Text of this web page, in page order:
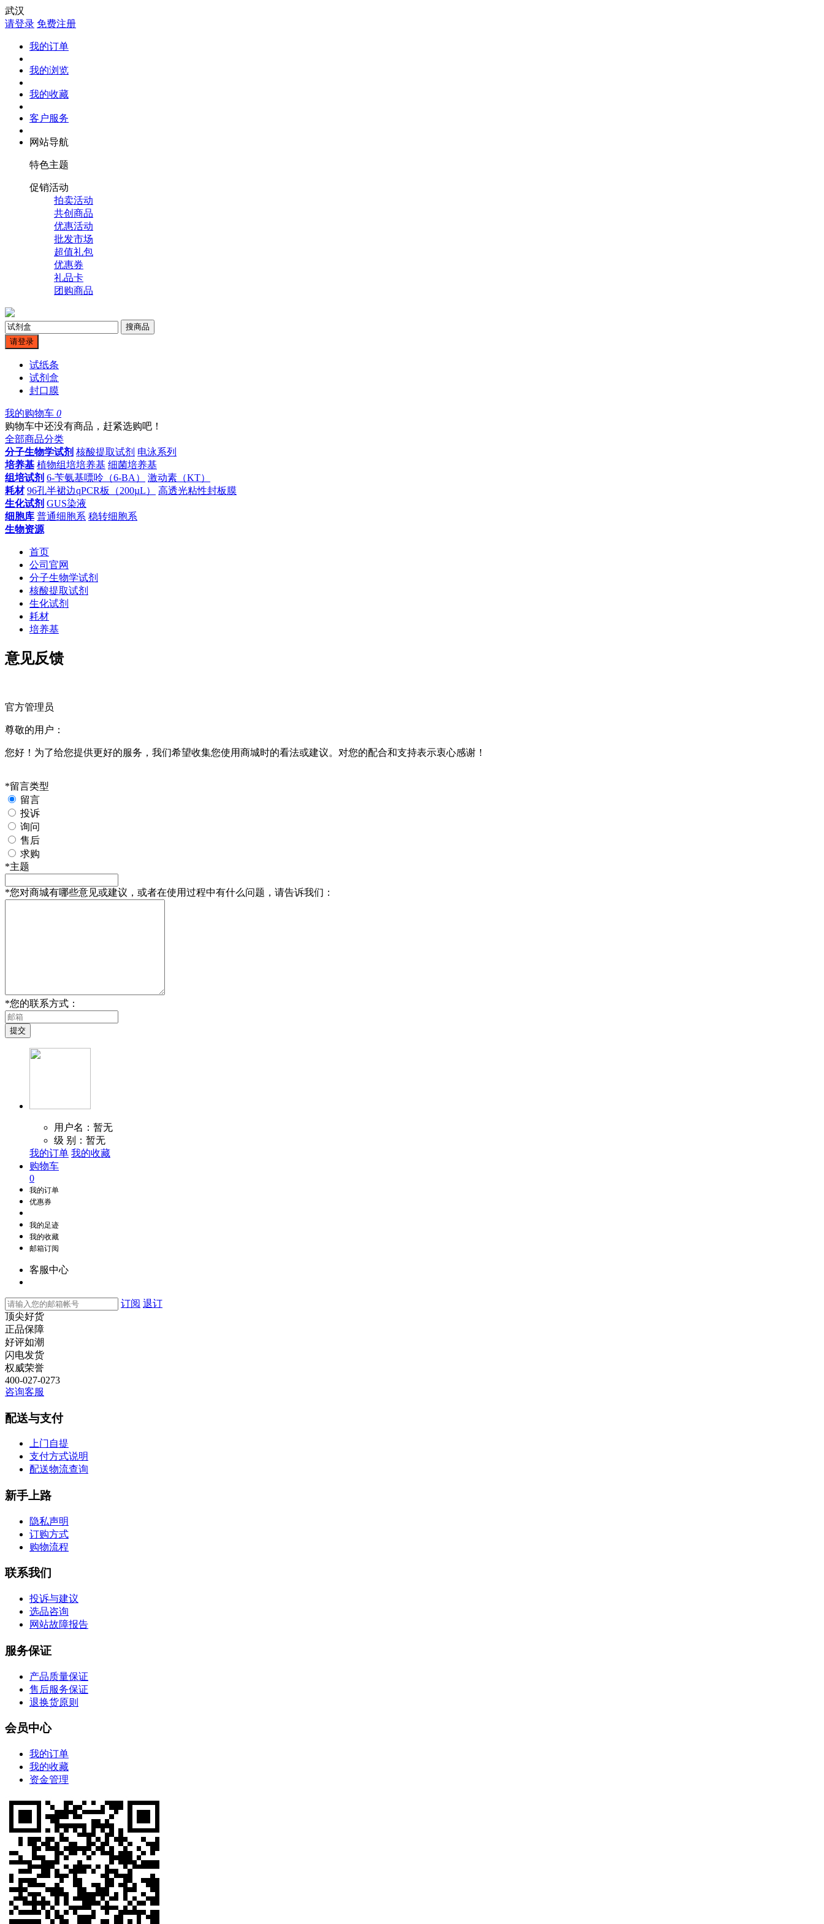
武汉
请登录 免费注册
我的订单
我的浏览
我的收藏
客户服务
网站导航
特色主题
促销活动
拍卖活动
共创商品
优惠活动
批发市场
超值礼包
优惠券
礼品卡
团购商品
搜商品
请登录
试纸条
试剂盒
封口膜
我的购物车 0
购物车中还没有商品，赶紧选购吧！
全部商品分类
分子生物学试剂 核酸提取试剂 电泳系列
培养基 植物组培培养基 细菌培养基
组培试剂 6-苄氨基嘌呤（6-BA）
激动素（KT）
耗材 96孔半裙边qPCR板（200µL）
高透光粘性封板膜
生化试剂 GUS染液
细胞库 普通细胞系 稳转细胞系
生物资源
首页
公司官网
分子生物学试剂
核酸提取试剂
生化试剂
耗材
培养基
意见反馈
官方管理员
尊敬的用户：
您好！为了给您提供更好的服务，我们希望收集您使用商城时的看法或建议。对您的配合和支持表示衷心感谢！
*留言类型
留言
投诉
询问
售后
求购
*主题
*您对商城有哪些意见或建议，或者在使用过程中有什么问题，请告诉我们：
*您的联系方式：
用户名：暂无
级 别：暂无
我的订单 我的收藏
购物车
0
我的订单
优惠券
我的足迹
我的收藏
邮箱订阅
客服中心
订阅 退订
顶尖好货
正品保障
好评如潮
闪电发货
权威荣誉
400-027-0273
咨询客服
配送与支付
上门自提
支付方式说明
配送物流查询
新手上路
隐私声明
订购方式
购物流程
联系我们
投诉与建议
选品咨询
网站故障报告
服务保证
产品质量保证
售后服务保证
退换货原则
会员中心
我的订单
我的收藏
资金管理